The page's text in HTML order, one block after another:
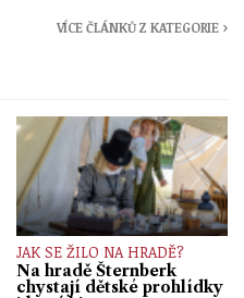
VÍCE ČLÁNKŮ Z KATEGORIE ›
JAK SE ŽILO NA HRADĚ?
Na hradě Šternberk
chystají dětské prohlídky